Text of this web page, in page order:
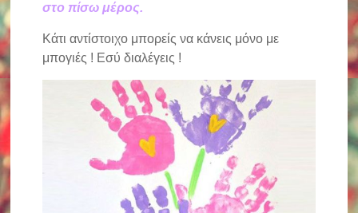
στο πίσω μέρος.
Κάτι αντίστοιχο μπορείς να κάνεις μόνο με
μπογιές ! Εσύ διαλέγεις !